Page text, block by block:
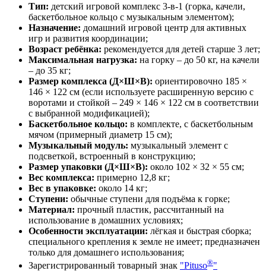
Тип: детский игровой комплекс 3‑в‑1 (горка, качели,
баскетбольное кольцо с музыкальным элементом);
Назначение: домашний игровой центр для активных
игр и развития координации;
Возраст ребёнка: рекомендуется для детей старше 3 лет;
Максимальная нагрузка: на горку – до 50 кг, на качели
– до 35 кг;
Размер комплекса (Д×Ш×В): ориентировочно 185 ×
146 × 122 см (если используете расширенную версию с
воротами и стойкой – 249 × 146 × 122 см в соответствии
с выбранной модификацией);
Баскетбольное кольцо: в комплекте, с баскетбольным
мячом (примерный диаметр 15 см);
Музыкальный модуль: музыкальный элемент с
подсветкой, встроенный в конструкцию;
Размер упаковки (Д×Ш×В): около 102 × 32 × 55 см;
Вес комплекса: примерно 12,8 кг;
Вес в упаковке: около 14 кг;
Ступени: обычные ступени для подъёма к горке;
Материал: прочный пластик, рассчитанный на
использование в домашних условиях;
Особенности эксплуатации: лёгкая и быстрая сборка;
специального крепления к земле не имеет; предназначен
только для домашнего использования;
Зарегистрированный товарный знак "Pituso®"